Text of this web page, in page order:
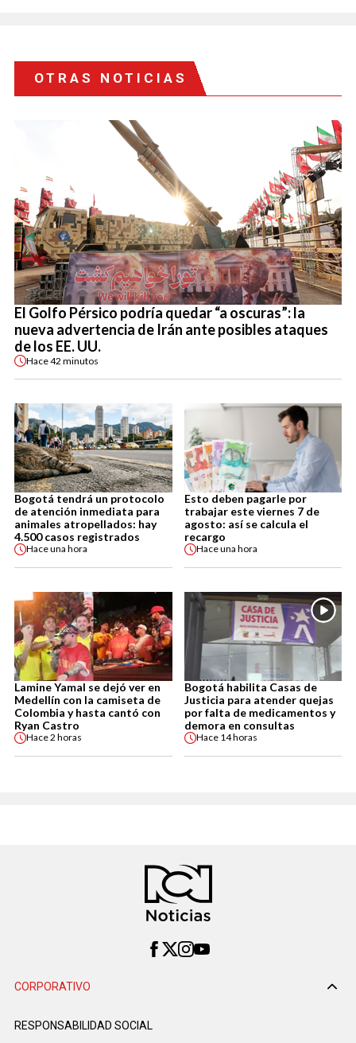
OTRAS NOTICIAS
El Golfo Pérsico podría quedar “a oscuras”: la
nueva advertencia de Irán ante posibles ataques
de los EE. UU.
Hace42 minutos
Bogotá tendrá un protocolo
de atención inmediata para
animales atropellados: hay
4.500 casos registrados
Haceuna hora
Esto deben pagarle por
trabajar este viernes 7 de
agosto: así se calcula el
recargo
Haceuna hora
Lamine Yamal se dejó ver en
Medellín con la camiseta de
Colombia y hasta cantó con
Ryan Castro
Hace2 horas
Bogotá habilita Casas de
Justicia para atender quejas
por falta de medicamentos y
demora en consultas
Hace 14 horas
CORPORATIVO
RESPONSABILIDAD SOCIAL